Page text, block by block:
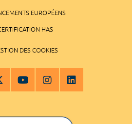
EUROPÉENS
HAS
DES COOKIES